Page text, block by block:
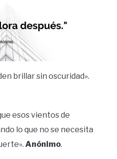
brillar sin oscuridad».
esos vientos de
lo que no se necesita
Anónimo.